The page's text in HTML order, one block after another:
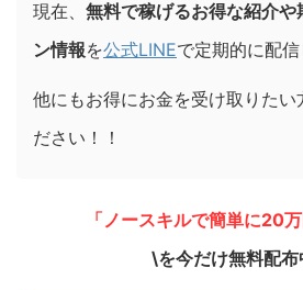
現在、 無料で稼げるお得な紹介
ン情報を公式LINEで定期的に配信
他にもお得にお金を受け取りたい
ださい！！
「ノースキルで簡単に20
\を今だけ無料配